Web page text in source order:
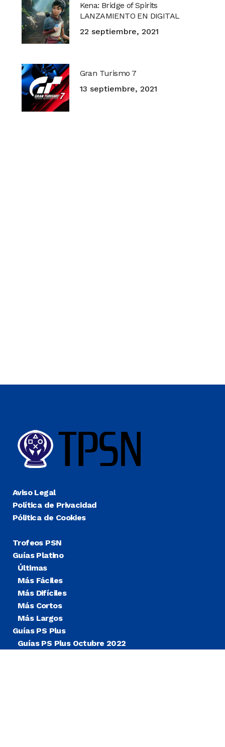
Kena: Bridge of Spirits
LANZAMIENTO EN DIGITAL
22 septiembre, 2021
Gran Turismo 7
13 septiembre, 2021
Aviso Legal
Política de Privacidad
Pólitica de Cookies
Trofeos PSN
Guías Platino
Últimas
Más Fáciles
Más Difíciles
Más Cortos
Más Largos
Guías PS Plus
Guías PS Plus Octubre 2022